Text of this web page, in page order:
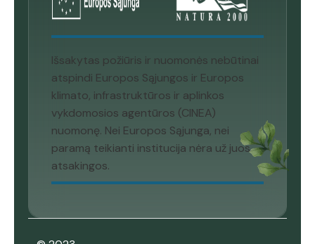
Išsakytas požiūris ir nuomonės nebūtinai
atspindi Europos Sąjungos ir Europos
klimato, infrastruktūros ir aplinkos
vykdomosios agentūros (CINEA)
nuomonę. Nei Europos Sąjunga, nei
paramą teikianti institucija nėra už juos
atsakingos.